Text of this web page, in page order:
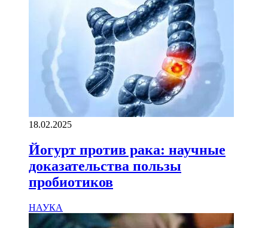
18.02.2025
Йогурт против рака: научные
доказательства пользы
пробиотиков
НАУКА